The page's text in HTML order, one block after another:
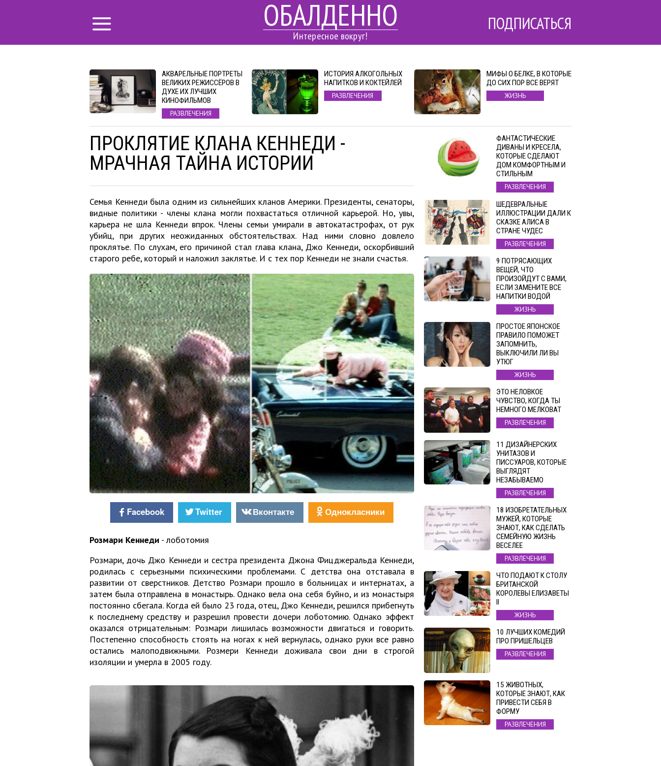
ОБАЛДЕННО
Интересное вокруг!
ПОДПИСАТЬСЯ
АКВАРЕЛЬНЫЕ ПОРТРЕТЫ
ВЕЛИКИХ РЕЖИССЁРОВ В
ДУХЕ ИХ ЛУЧШИХ
КИНОФИЛЬМОВ
РАЗВЛЕЧЕНИЯ
ИСТОРИЯ АЛКОГОЛЬНЫХ
НАПИТКОВ И КОКТЕЙЛЕЙ
РАЗВЛЕЧЕНИЯ
МИФЫ О БЕЛКЕ, В КОТОРЫЕ
ДО СИХ ПОР ВСЕ ВЕРЯТ
ЖИЗНЬ
ПРОКЛЯТИЕ КЛАНА КЕННЕДИ -
МРАЧНАЯ ТАЙНА ИСТОРИИ
Семья Кеннеди была одним из сильнейших кланов Америки. Президенты, сенаторы,
видные политики - члены клана могли похвастаться отличной карьерой. Но, увы,
карьера не шла Кеннеди впрок. Члены семьи умирали в автокатастрофах, от рук
убийц, при других неожиданных обстоятельствах. Над ними словно довлело
проклятье. По слухам, его причиной стал глава клана, Джо Кеннеди, оскорбивший
старого ребе, который и наложил заклятье. И c тех пор Кеннеди не знали счастья.
Facebook Twitter Вконтакте Однокласники
Розмари Кеннеди - лоботомия
Розмари, дочь Джо Кеннеди и сестра президента Джона Фицджеральда Кеннеди,
родилась с серьезными психическими проблемами. С детства она отставала в
развитии от сверстников. Детство Розмари прошло в больницах и интернатах, а
затем была отправлена в монастырь. Однако вела она себя буйно, и из монастыря
постоянно сбегала. Когда ей было 23 года, отец, Джо Кеннеди, решился прибегнуть
к последнему средству и разрешил провести дочери лоботомию. Однако эффект
оказался отрицательным: Розмари лишилась возможности двигаться и говорить.
Постепенно способность стоять на ногах к ней вернулась, однако руки все равно
остались малоподвижными. Розмери Кеннеди доживала свои дни в строгой
изоляции и умерла в 2005 году.
ФАНТАСТИЧЕСКИЕ
ДИВАНЫ И КРЕСЕЛА,
КОТОРЫЕ СДЕЛАЮТ
ДОМ КОМФОРТНЫМ И
СТИЛЬНЫМ
РАЗВЛЕЧЕНИЯ
ШЕДЕВРАЛЬНЫЕ
ИЛЛЮСТРАЦИИ ДАЛИ К
СКАЗКЕ АЛИСА В
СТРАНЕ ЧУДЕС
РАЗВЛЕЧЕНИЯ
9 ПОТРЯСАЮЩИХ
ВЕЩЕЙ, ЧТО
ПРОИЗОЙДУТ С ВАМИ,
ЕСЛИ ЗАМЕНИТЕ ВСЕ
НАПИТКИ ВОДОЙ
ЖИЗНЬ
ПРОСТОЕ ЯПОНСКОЕ
ПРАВИЛО ПОМОЖЕТ
ЗАПОМНИТЬ,
ВЫКЛЮЧИЛИ ЛИ ВЫ
УТЮГ
ЖИЗНЬ
ЭТО НЕЛОВКОЕ
ЧУВСТВО, КОГДА ТЫ
НЕМНОГО МЕЛКОВАТ
РАЗВЛЕЧЕНИЯ
11 ДИЗАЙНЕРСКИХ
УНИТАЗОВ И
ПИССУАРОВ, КОТОРЫЕ
ВЫГЛЯДЯТ
НЕЗАБЫВАЕМО
РАЗВЛЕЧЕНИЯ
18 ИЗОБРЕТАТЕЛЬНЫХ
МУЖЕЙ, КОТОРЫЕ
ЗНАЮТ, КАК СДЕЛАТЬ
СЕМЕЙНУЮ ЖИЗНЬ
ВЕСЕЛЕЕ
РАЗВЛЕЧЕНИЯ
ЧТО ПОДАЮТ К СТОЛУ
БРИТАНСКОЙ
КОРОЛЕВЫ ЕЛИЗАВЕТЫ
II
ЖИЗНЬ
10 ЛУЧШИХ КОМЕДИЙ
ПРО ПРИШЕЛЬЦЕВ
РАЗВЛЕЧЕНИЯ
15 ЖИВОТНЫХ,
КОТОРЫЕ ЗНАЮТ, КАК
ПРИВЕСТИ СЕБЯ В
ФОРМУ
РАЗВЛЕЧЕНИЯ